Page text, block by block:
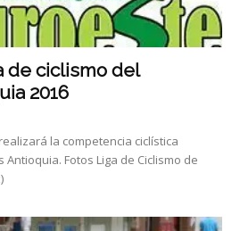
de ciclismo del
2016
la competencia ciclística
Fotos Liga de Ciclismo de